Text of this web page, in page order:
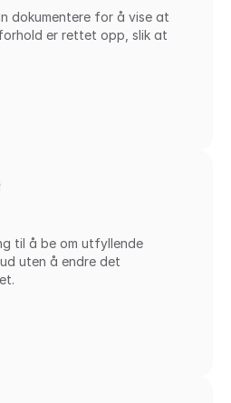
dokumentere for å vise at
er rettet opp, slik at
til å be om utfyllende
uten å endre det